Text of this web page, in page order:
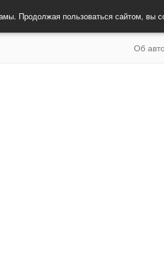
Продолжая пользоваться сайтом, вы
Об